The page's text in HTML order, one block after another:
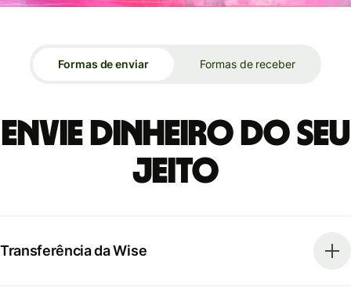
Formas de enviar Formas de receber
Envie dinheiro do seu
jeito
Transferência da Wise